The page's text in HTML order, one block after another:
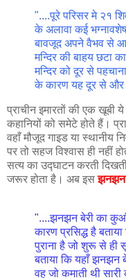
"....पूरे परिसर मे २१
के अलावा कई
बावजूद अपने वैभव से
मन्दिर की बाहय छटा
मन्दिर को दूर से
के कारण यह दूर से और
प्राचीन इमारतों की एक खूबी
कहानियों को समेटे होते हैं।
वहाँ मौजूद गाइड या स्थानीय
पर तो सहज विश्वास ही नहीं
सत्य का उद्घाटन करती
जरूर होता है। अब इसझनझन
"....झनझन बेरी का कुआँ
कारण प्रसिद्ध है
पुराना है जो शुरू से ही
बताया कि यहाँ झनझन
वह जो कमाती थी